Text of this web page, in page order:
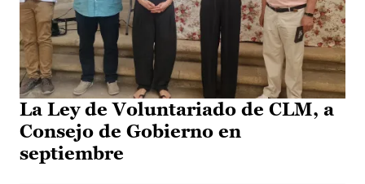
La Ley de Voluntariado de CLM, a
Consejo de Gobierno en
septiembre